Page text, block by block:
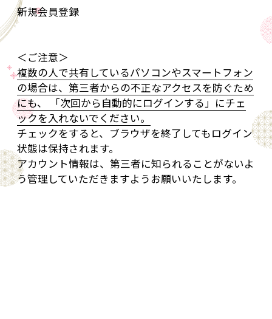
新規会員登録
＜ご注意＞
複数の人で共有しているパソコンやスマートフォン
の場合は、第三者からの不正なアクセスを防ぐため
にも、 「次回から自動的にログインする」にチェ
ックを入れないでください。
チェックをすると、ブラウザを終了してもログイン
状態は保持されます。
アカウント情報は、第三者に知られることがないよ
う管理していただきますようお願いいたします。